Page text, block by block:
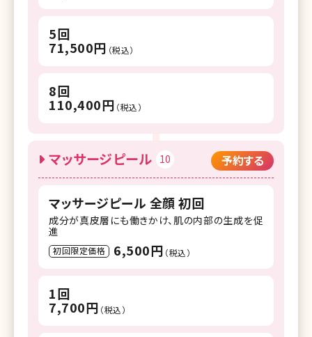
5回
71,500円 （税込）
8回
110,400円 （税込）
マッサージピール 10 予約する
マッサージピール 全顔 初回
成分が真皮層にも働きかけ、肌の内部の生成を促
進
初回限定価格 6,500円 （税込）
1回
7,700円 （税込）